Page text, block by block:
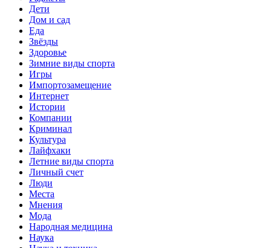
Дети
Дом и сад
Еда
Звёзды
Здоровье
Зимние виды спорта
Игры
Импортозамещение
Интернет
Истории
Компании
Криминал
Культура
Лайфхаки
Летние виды спорта
Личный счет
Люди
Места
Мнения
Мода
Народная медицина
Наука